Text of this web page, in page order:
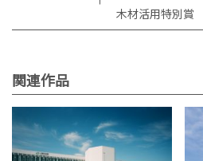
木材活用特別賞
関連作品